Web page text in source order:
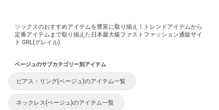
ソックスのおすすめアイテムを豊富に取り揃え！トレンドアイテムから
定番アイテムまで取り揃えた日本最大級ファストファッション通販サイ
ト GRL(グレイル)
ベージュのサブカテゴリー別アイテム
ピアス・リング(ベージュ)のアイテム一覧
ネックレス(ベージュ)のアイテム一覧